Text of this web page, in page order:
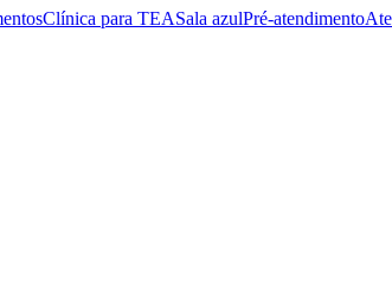
Clínica para TEASala azulPré-atendimento